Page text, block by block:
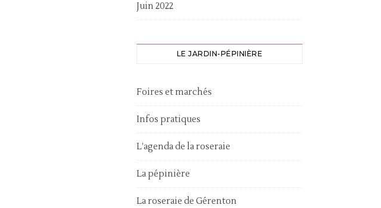
Juin 2022
LE JARDIN-PÉPINIÈRE
Foires et marchés
Infos pratiques
L’agenda de la roseraie
La pépinière
La roseraie de Gérenton